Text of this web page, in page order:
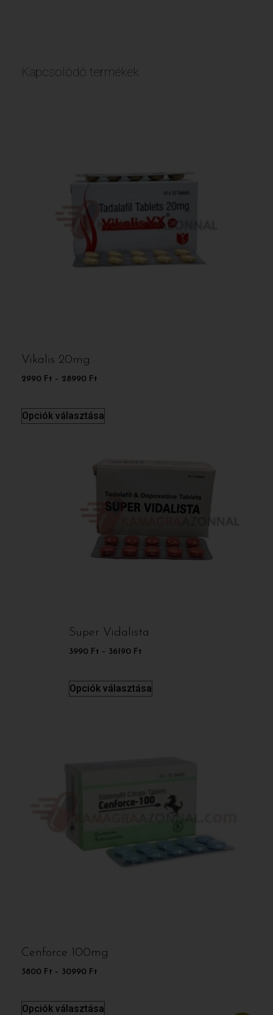
Kapcsolódó termékek
Vikalis 20mg
2990 Ft – 28990 Ft
Opciók választása
Super Vidalista
3990 Ft – 36190 Ft
Opciók választása
Cenforce 100mg
3800 Ft – 30990 Ft
Opciók választása